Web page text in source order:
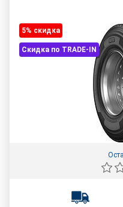
5% cкидка
Скидка по TRADE-IN